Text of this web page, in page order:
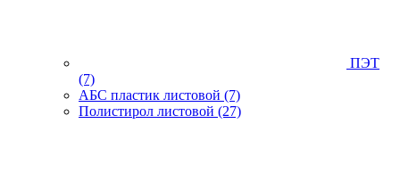
ПЭТ
(7)
АБС пластик листовой (7)
Полистирол листовой (27)